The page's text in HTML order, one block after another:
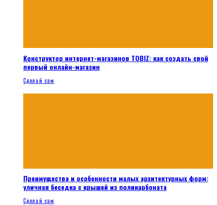
Конструктор интернет-магазинов TOBIZ: как создать свой
первый онлайн-магазин
Сделай сам
Преимущества и особенности малых архитектурных форм:
уличная беседка с крышей из поликарбоната
Сделай сам